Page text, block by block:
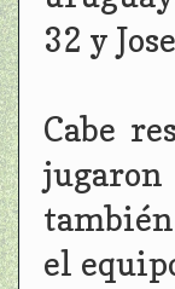
32 y
Cabe
el